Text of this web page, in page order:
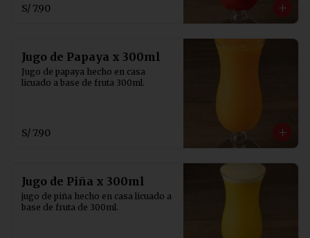
S/ 7.90
Jugo de Papaya x 300ml
Jugo de papaya hecho en casa
licuado a base de fruta 300ml.
S/ 7.90
Jugo de Piña x 300ml
jugo de piña hecho en casa licuado a
base de fruta de 300ml.